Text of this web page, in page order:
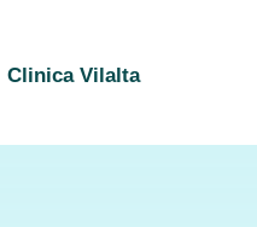
Clinica Vilalta